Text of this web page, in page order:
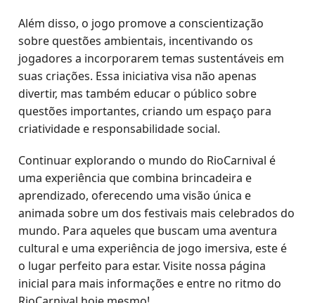
Além disso, o jogo promove a conscientização
sobre questões ambientais, incentivando os
jogadores a incorporarem temas sustentáveis em
suas criações. Essa iniciativa visa não apenas
divertir, mas também educar o público sobre
questões importantes, criando um espaço para
criatividade e responsabilidade social.
Continuar explorando o mundo do RioCarnival é
uma experiência que combina brincadeira e
aprendizado, oferecendo uma visão única e
animada sobre um dos festivais mais celebrados do
mundo. Para aqueles que buscam uma aventura
cultural e uma experiência de jogo imersiva, este é
o lugar perfeito para estar. Visite nossa página
inicial para mais informações e entre no ritmo do